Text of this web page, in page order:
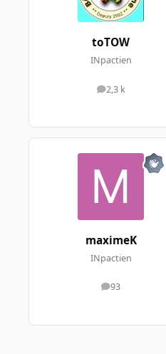
toTOW
INpactien
2,3 k
messages
maximeK
INpactien
93
messages